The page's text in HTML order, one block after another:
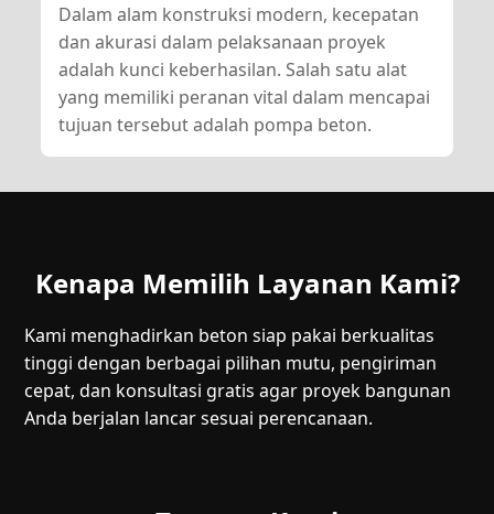
Dalam alam konstruksi modern, kecepatan
dan akurasi dalam pelaksanaan proyek
adalah kunci keberhasilan. Salah satu alat
yang memiliki peranan vital dalam mencapai
tujuan tersebut adalah pompa beton.
Kenapa Memilih Layanan Kami?
Kami menghadirkan beton siap pakai berkualitas
tinggi dengan berbagai pilihan mutu, pengiriman
cepat, dan konsultasi gratis agar proyek bangunan
Anda berjalan lancar sesuai perencanaan.